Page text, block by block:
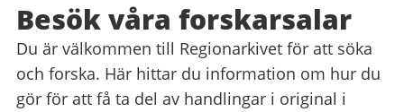
Besök våra forskarsalar
Du är välkommen till Regionarkivet för att söka
och forska. Här hittar du information om hur du
gör för att få ta del av handlingar i original i